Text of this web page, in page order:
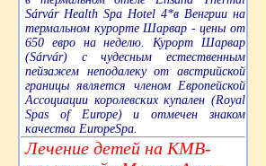
Sárvár Health Spa Hotel 4*в Венгрии на
термальном курорте Шарвар - цены от
650 евро на неделю. Курорт Шарвар
(Sárvár) с чудесным естественным
пейзажем неподалеку от австрийской
границы является членом Европейской
Ассоциации королевских купален (Royal
Spas of Europe) и отмечен знаком
качества EuropeSpa.
Лечение детей на КМВ-